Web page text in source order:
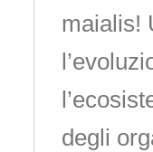
maialis!
degli